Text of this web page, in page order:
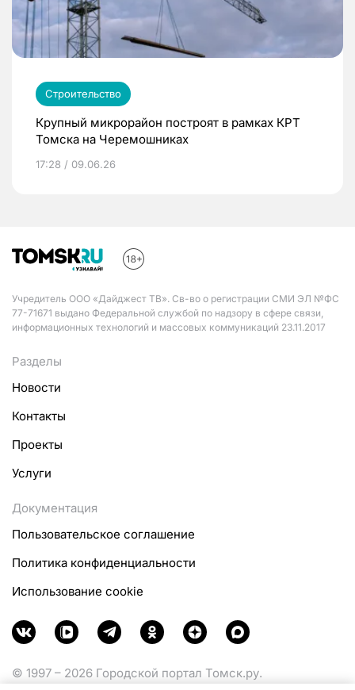
Строительство
Крупный микрорайон построят в рамках КРТ
Томска на Черемошниках
17:28 / 09.06.26
Учредитель ООО «Дайджест ТВ». Св-во о регистрации СМИ ЭЛ №ФС
77-71671 выдано Федеральной службой по надзору в сфере связи,
информационных технологий и массовых коммуникаций 23.11.2017
Разделы
Новости
Контакты
Проекты
Услуги
Документация
Пользовательское соглашение
Политика конфиденциальности
Использование cookie
© 1997 – 2026 Городской портал Томск.ру.